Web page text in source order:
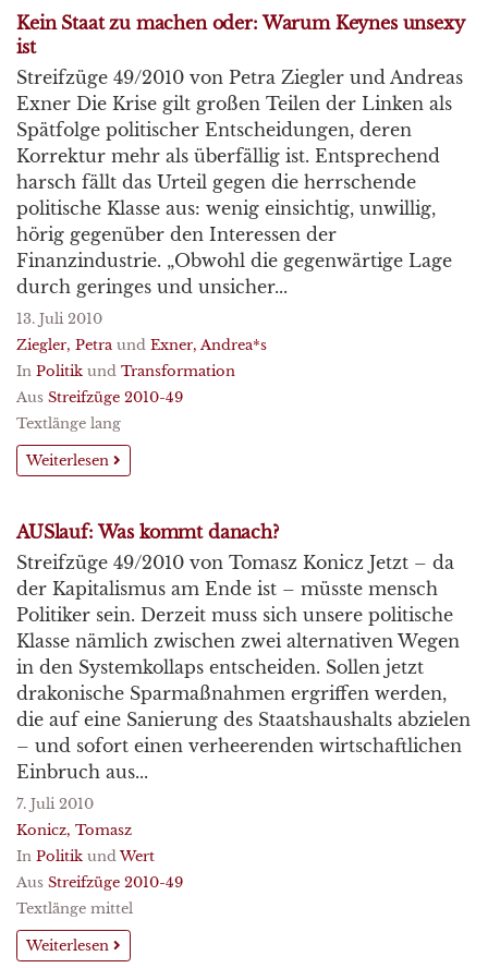
Kein Staat zu machen oder: Warum Keynes unsexy
ist
Streifzüge 49/2010 von Petra Ziegler und Andreas
Exner Die Krise gilt großen Teilen der Linken als
Spätfolge politischer Entscheidungen, deren
Korrektur mehr als überfällig ist. Entsprechend
harsch fällt das Urteil gegen die herrschende
politische Klasse aus: wenig einsichtig, unwillig,
hörig gegenüber den Interessen der
Finanzindustrie. „Obwohl die gegenwärtige Lage
durch geringes und unsicher...
13. Juli 2010
Ziegler, Petra und Exner, Andrea*s
In Politik und Transformation
Aus Streifzüge 2010-49
Textlänge lang
Weiterlesen
AUSlauf: Was kommt danach?
Streifzüge 49/2010 von Tomasz Konicz Jetzt – da
der Kapitalismus am Ende ist – müsste mensch
Politiker sein. Derzeit muss sich unsere politische
Klasse nämlich zwischen zwei alternativen Wegen
in den Systemkollaps entscheiden. Sollen jetzt
drakonische Sparmaßnahmen ergriffen werden,
die auf eine Sanierung des Staatshaushalts abzielen
– und sofort einen verheerenden wirtschaftlichen
Einbruch aus...
7. Juli 2010
Konicz, Tomasz
In Politik undWert
Aus Streifzüge 2010-49
Textlänge mittel
Weiterlesen